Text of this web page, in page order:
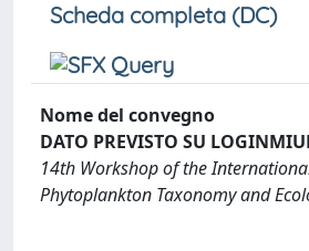
Scheda completa (DC)
Nome del convegno
DATO PREVISTO SU
14th Workshop of the
Phytoplankton Taxonomy and